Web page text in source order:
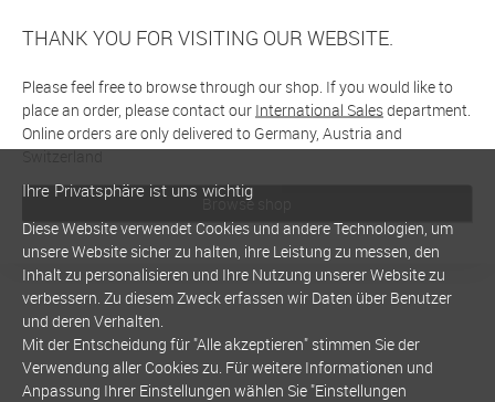
THANK YOU FOR VISITING OUR WEBSITE.
Please feel free to browse through our shop. If you would like to
place an order, please contact our International Salesdepartment.
Online orders are only delivered to Germany, Austria and
Switzerland
Browse shop
Ihre Privatsphäre ist uns wichtig
Diese Website verwendet Cookies und andere Technologien, um
unsere Website sicher zu halten, ihre Leistung zu messen, den
Inhalt zu personalisieren und Ihre Nutzung unserer Website zu
verbessern. Zu diesem Zweck erfassen wir Daten über Benutzer
und deren Verhalten.
Mit der Entscheidung für "Alle akzeptieren" stimmen Sie der
Verwendung aller Cookies zu. Für weitere Informationen und
Anpassung Ihrer Einstellungen wählen Sie "Einstellungen